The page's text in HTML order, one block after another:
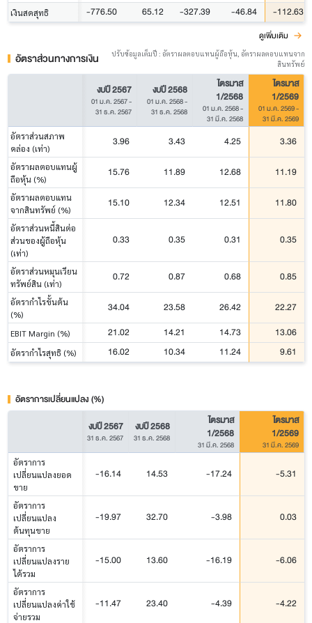
เงินสดสุทธิ -776.50 65.12 -327.39 -46.84 -112.63
ดูเพิ่มเติม
อัตราส่วนทางการเงิน
ปรับข้อมูลเต็มปี : อัตราผลตอบแทนผู้ถือหุ้น, อัตราผลตอบแทนจาก
สินทรัพย์
งบปี 2567
01 ม.ค. 2567-
31 ธ.ค. 2567
งบปี 2568
01 ม.ค. 2568-
31 ธ.ค. 2568
ไตรมาส
1/2568
01 ม.ค. 2568-
31 มี.ค. 2568
ไตรมาส
1/2569
01 ม.ค. 2569-
31 มี.ค. 2569
อัตราส่วนสภาพ
คล่อง (เท่า)
3.96 3.43 4.25 3.36
อัตราผลตอบแทนผู้
ถือหุ้น (%)
15.76 11.89 12.68 11.19
อัตราผลตอบแทน
จากสินทรัพย์ (%)
15.10 12.34 12.51 11.80
อัตราส่วนหนี้สินต่อ
ส่วนของผู้ถือหุ้น
(เท่า)
0.33 0.35 0.31 0.35
อัตราส่วนหมุนเวียน
ทรัพย์สิน (เท่า)
0.72 0.87 0.68 0.85
อัตรากำไรขั้นต้น
(%)
34.04 23.58 26.42 22.27
EBIT Margin (%) 21.02 14.21 14.73 13.06
อัตรากำไรสุทธิ (%) 16.02 10.34 11.24 9.61
อัตราการเปลี่ยนแปลง (%)
งบปี 2567
31 ธ.ค. 2567
งบปี 2568
31 ธ.ค. 2568
ไตรมาส
1/2568
31 มี.ค. 2568
ไตรมาส
1/2569
31 มี.ค. 2569
อัตราการ
เปลี่ยนแปลงยอด
ขาย
-16.14 14.53 -17.24 -5.31
อัตราการ
เปลี่ยนแปลง
ต้นทุนขาย
-19.97 32.70 -3.98 0.03
อัตราการ
เปลี่ยนแปลงราย
ได้รวม
-15.00 13.60 -16.19 -6.06
อัตราการ
เปลี่ยนแปลงค่าใช้
จ่ายรวม
-11.47 23.40 -4.39 -4.22